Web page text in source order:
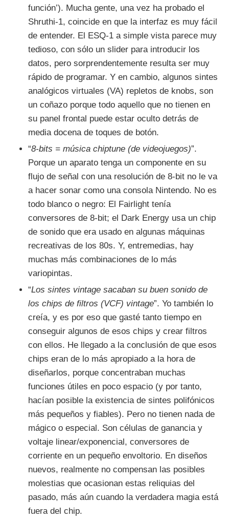
función’). Mucha gente, una vez ha probado el
Shruthi-1, coincide en que la interfaz es muy fácil
de entender. El ESQ-1 a simple vista parece muy
tedioso, con sólo un slider para introducir los
datos, pero sorprendentemente resulta ser muy
rápido de programar. Y en cambio, algunos sintes
analógicos virtuales (VA) repletos de knobs, son
un coñazo porque todo aquello que no tienen en
su panel frontal puede estar oculto detrás de
media docena de toques de botón.
“8-bits = música chiptune (de videojuegos)”.
Porque un aparato tenga un componente en su
flujo de señal con una resolución de 8-bit no le va
a hacer sonar como una consola Nintendo. No es
todo blanco o negro: El Fairlight tenía
conversores de 8-bit; el Dark Energy usa un chip
de sonido que era usado en algunas máquinas
recreativas de los 80s. Y, entremedias, hay
muchas más combinaciones de lo más
variopintas.
“Los sintes vintage sacaban su buen sonido de
los chips de filtros (VCF) vintage”. Yo también lo
creía, y es por eso que gasté tanto tiempo en
conseguir algunos de esos chips y crear filtros
con ellos. He llegado a la conclusión de que esos
chips eran de lo más apropiado a la hora de
diseñarlos, porque concentraban muchas
funciones útiles en poco espacio (y por tanto,
hacían posible la existencia de sintes polifónicos
más pequeños y fiables). Pero no tienen nada de
mágico o especial. Son células de ganancia y
voltaje linear/exponencial, conversores de
corriente en un pequeño envoltorio. En diseños
nuevos, realmente no compensan las posibles
molestias que ocasionan estas reliquias del
pasado, más aún cuando la verdadera magia está
fuera del chip.